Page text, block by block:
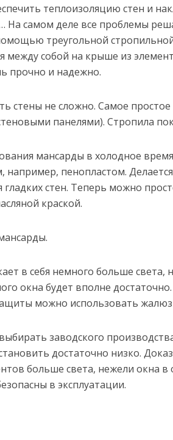
теплоизоляцию стен и
На самом деле все проблемы
треугольной
между собой на крыше из
прочно и надежно.
стены не сложно. Самое
панелями). Стропила
мансарды в холодное
например, пенопластом.
гладких стен. Теперь можно
краской.
в себя немного больше света,
окна будет вполне
можно использовать
заводского
достаточно низко.
больше света, нежели окна
в эксплуатации.